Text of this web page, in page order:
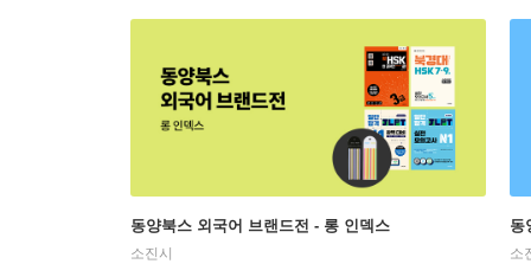
동양북스 외국어 브랜드전 - 롱 인덱스
소진시
동
소